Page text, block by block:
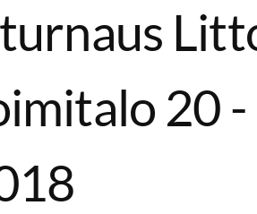
20 -